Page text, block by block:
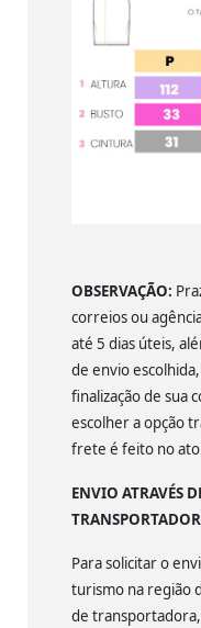
OBSERVAÇÃO:
correios ou
até 5 dias úteis,
de envio
finalização de sua
escolher a opção
frete é feito no
ENVIO ATRAVÉS
Para solicitar o
turismo na região
de